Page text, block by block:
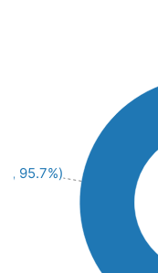
95.7%)